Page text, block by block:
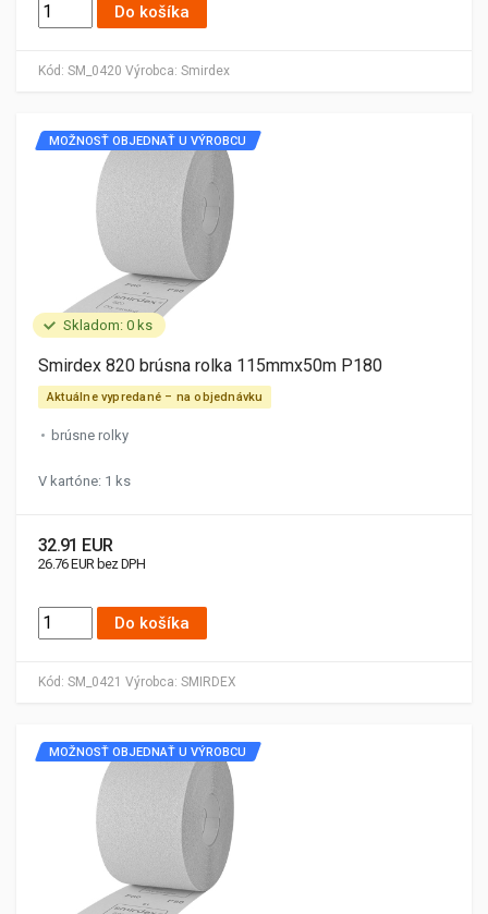
Kód: SM_0420 Výrobca: Smirdex
Do košíka
Skladom: 0 ks
Kód: SM_0421 Výrobca: SMIRDEX
MOŽNOSŤ OBJEDNAŤ U VÝROBCU
Smirdex 820 brúsna rolka 115mmx50m P180
Aktuálne vypredané – na objednávku
brúsne rolky
V kartóne: 1 ks
32.91 EUR
26.76 EUR bez DPH
Do košíka
MOŽNOSŤ OBJEDNAŤ U VÝROBCU